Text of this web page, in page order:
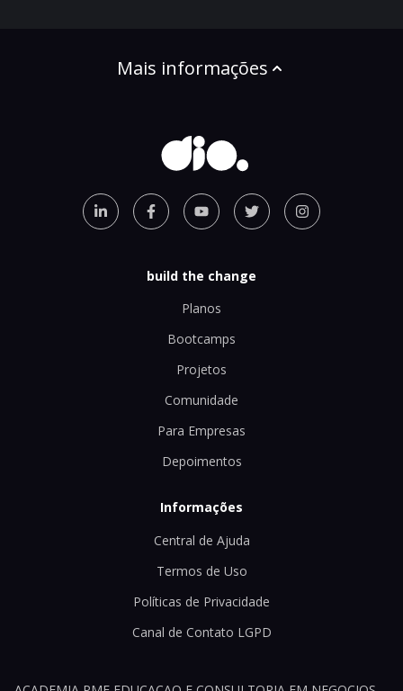
Mais informações
build the change
Planos
Bootcamps
Projetos
Comunidade
Para Empresas
Depoimentos
Informações
Central de Ajuda
Termos de Uso
Políticas de Privacidade
Canal de Contato LGPD